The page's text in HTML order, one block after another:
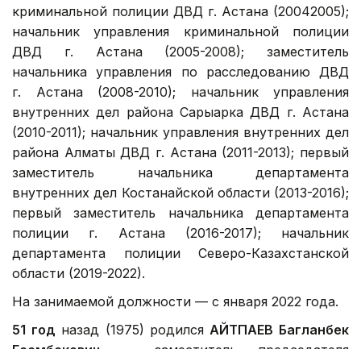
криминальной полиции ДВД г. Астана (20042005);
начальник управления криминальной полиции
ДВД г. Астана (2005-2008); заместитель
начальника управления по расследованию ДВД
г. Астана (2008-2010); начальник управления
внутренних дел района Сарыарка ДВД г. Астана
(2010-2011); начальник управления внутренних дел
района Алматы ДВД г. Астана (2011-2013); первый
заместитель начальника департамента
внутренних дел Костанайской области (2013-2016);
первый заместитель начальника департамента
полиции г. Астана (2016-2017); начальник
департамента полиции Северо-Казахстанской
области (2019-2022).
На занимаемой должности — с января 2022 года.
51 год назад (1975) родился АЙТПАЕВ Багланбек